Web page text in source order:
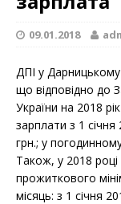
09.01.2018
ДПІ у
що відповідно до
України на 2018
зарплати з 1 січня
грн.; у
Також, у 2018 році
прожиткового
місяць: з 1 січня